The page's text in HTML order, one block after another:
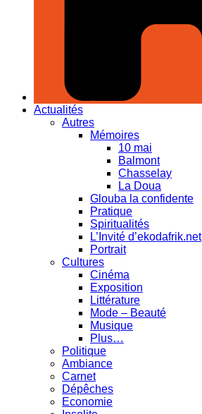
Actualités
Autres
Mémoires
10 mai
Balmont
Chasselay
La Doua
Glouba la confidente
Pratique
Spiritualités
L’Invité d’ekodafrik.net
Portrait
Cultures
Cinéma
Exposition
Littérature
Mode – Beauté
Musique
Plus…
Politique
Ambiance
Carnet
Dépêches
Economie